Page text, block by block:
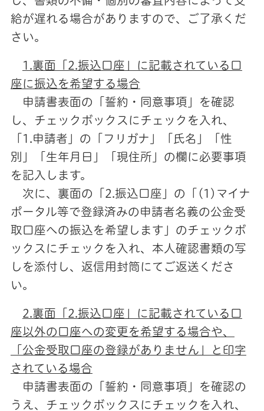
給が遅れる場合がありますので、ご了承くだ
さい。
1.裏面「2.振込口座」に記載されている口
座に振込を希望する場合
申請書表面の「誓約・同意事項」を確認
し、チェックボックスにチェックを入れ、
「1.申請者」の「フリガナ」「氏名」「性
別」「生年月日」「現住所」の欄に必要事項
を記入します。
次に、裏面の「2.振込口座」の「(1)マイナ
ポータル等で登録済みの申請者名義の公金受
取口座への振込を希望します」のチェックボ
ックスにチェックを入れ、本人確認書類の写
しを添付し、返信用封筒にてご返送くださ
い。
2.裏面「2.振込口座」に記載されている口
座以外の口座への変更を希望する場合や、
「公金受取口座の登録がありません」と印字
されている場合
申請書表面の「誓約・同意事項」を確認の
うえ、チェックボックスにチェックを入れ、